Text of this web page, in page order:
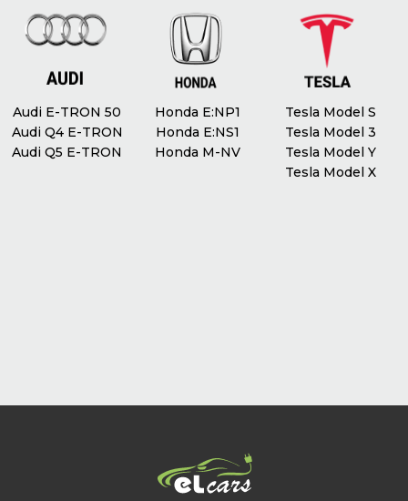
Масаж сидінь
Audi E-TRON 50
Audi Q4 E-TRON
Audi Q5 E-TRON
Honda E:NP1
Honda E:NS1
Honda M-NV
Tesla Model S
Tesla Model 3
Tesla Model Y
Tesla Model X